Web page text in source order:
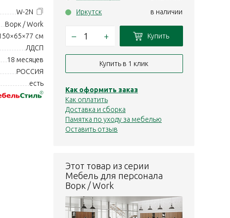
W-2N
Ворк / Work
см
ЛДСП
18 месяцев
РОССИЯ
есть
Иркутск
в наличии
– + Купить
Купить в 1 клик
Как оформить заказ
Как оплатить
Доставка и сборка
Памятка по уходу за мебелью
Оставить отзыв
Этот товар из серии
Мебель для персонала
Ворк / Work